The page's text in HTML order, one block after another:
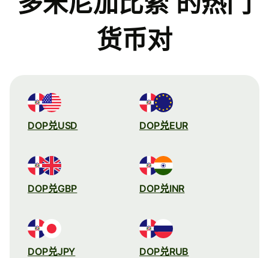
货币对
DOP兑USD DOP兑EUR
DOP兑GBP DOP兑INR
DOP兑JPY DOP兑RUB